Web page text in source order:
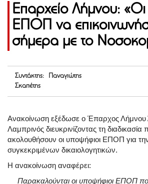
Επαρχείο Λήμνου:
ΕΠΟΠ να
σήμερα με το
Συντάκτης: Παναγιώτης
Σκαπέτης
Ανακοίνωση εξέδωσε ο Έπαρχος Λήμνου
Λαμπρινός διευκρινίζοντας τη
ακολουθήσουν οι υποψήφιοι ΕΠΟΠ για
συγκεκριμένων δικαιολογητικών.
Η ανακοίνωση αναφέρει:
Παρακαλούνται οι υποψήφιοι ΕΠΟΠ